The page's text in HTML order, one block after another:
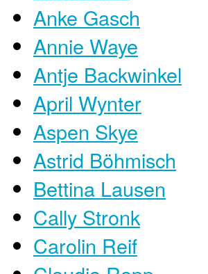
Anke Gasch
Annie Waye
Antje Backwinkel
April Wynter
Aspen Skye
Astrid Böhmisch
Bettina Lausen
Cally Stronk
Carolin Reif